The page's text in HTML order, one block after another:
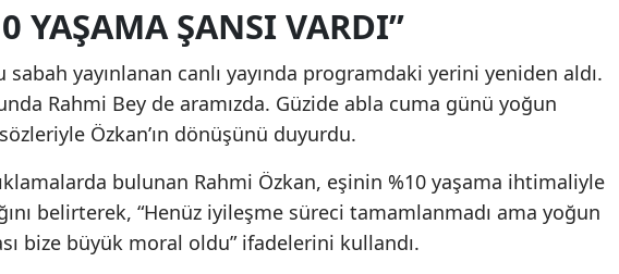
YAŞAMA ŞANSI VARDI”
sabah yayınlanan canlı yayında programdaki yerini yeniden aldı.
Rahmi Bey de aramızda. Güzide abla cuma günü yoğun
sözleriyle Özkan’ın dönüşünü duyurdu.
bulunan Rahmi Özkan, eşinin %10 yaşama ihtimaliyle
belirterek, “Henüz iyileşme süreci tamamlanmadı ama yoğun
bize büyük moral oldu” ifadelerini kullandı.